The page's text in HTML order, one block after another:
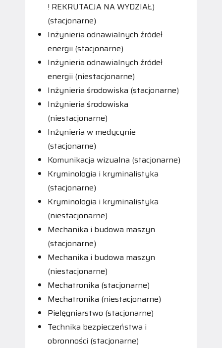
! REKRUTACJA NA WYDZIAŁ)
(stacjonarne)
Inżynieria odnawialnych źródeł
energii (stacjonarne)
Inżynieria odnawialnych źródeł
energii (niestacjonarne)
Inżynieria środowiska (stacjonarne)
Inżynieria środowiska
(niestacjonarne)
Inżynieria w medycynie
(stacjonarne)
Komunikacja wizualna (stacjonarne)
Kryminologia i kryminalistyka
(stacjonarne)
Kryminologia i kryminalistyka
(niestacjonarne)
Mechanika i budowa maszyn
(stacjonarne)
Mechanika i budowa maszyn
(niestacjonarne)
Mechatronika (stacjonarne)
Mechatronika (niestacjonarne)
Pielęgniarstwo (stacjonarne)
Technika bezpieczeństwa i
obronności (stacjonarne)